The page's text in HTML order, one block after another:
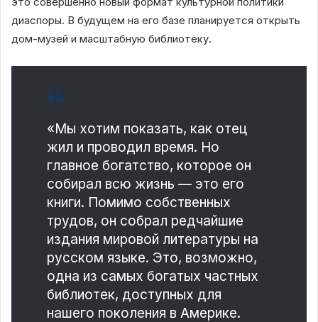
диаспоры. В будущем на его базе планируется открыть
дом-музей и масштабную библиотеку.
«Мы хотим показать, как отец
жил и проводил время. Но
главное богатство, которое он
собирал всю жизнь — это его
книги. Помимо собственных
трудов, он собрал редчайшие
издания мировой литературы на
русском языке. Это, возможно,
одна из самых богатых частных
библиотек, доступных для
нашего поколения в Америке.